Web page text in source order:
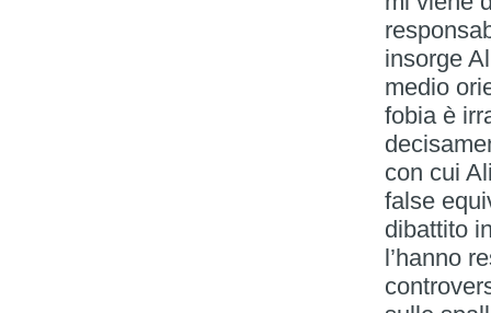
insorge
medio
fobia è
con cui
false
dibattito
l’hanno